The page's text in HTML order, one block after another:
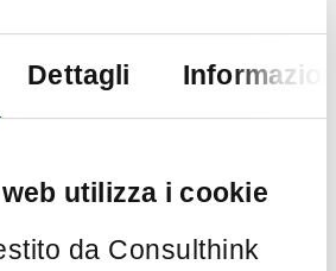
Dettagli
utilizza i cookie
da Consulthink
ultimi anni, i social network
il modo in cui interagiamo,
informazioni.
Facebook, Instagram, X (ex
la porta a significativi
condivise …